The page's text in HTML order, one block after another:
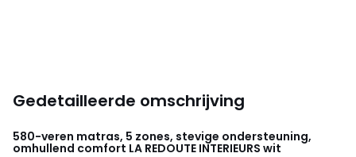
Gedetailleerde omschrijving
580-veren matras, 5 zones, stevige ondersteuning,
omhullend comfort LA REDOUTE INTERIEURS wit